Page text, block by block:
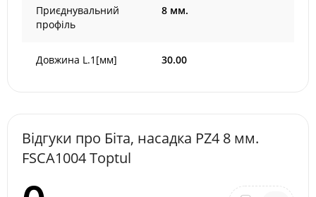
Приєднувальний
профіль
8 мм.
Довжина L.1[мм] 30.00
Відгуки про Біта, насадка PZ4 8 мм.
FSCA1004 Toptul